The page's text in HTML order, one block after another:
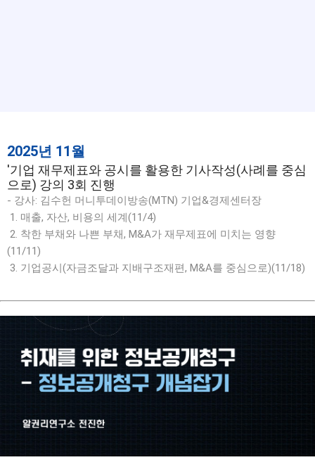
2025년 11월
'기업 재무제표와 공시를 활용한 기사작성(사례를 중심
으로) 강의 3회 진행
- 강사: 김수헌 머니투데이방송(MTN) 기업&경제센터장
1. 매출, 자산, 비용의 세계(11/4)
2. 착한 부채와 나쁜 부채, M&A가 재무제표에 미치는 영향
(11/11)
3. 기업공시(자금조달과 지배구조재편, M&A를 중심으로)(11/18)